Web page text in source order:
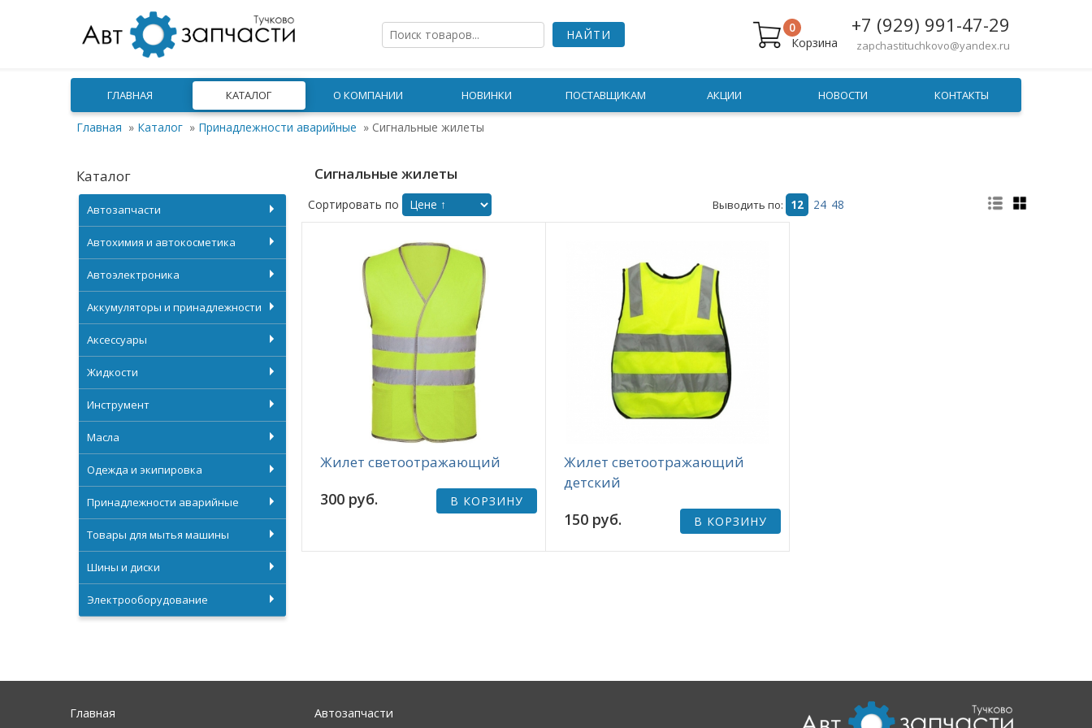
+7 (929) 991-47-29
zapchastituchkovo@yandex.ru
0
Корзина
ГЛАВНАЯ КАТАЛОГ О КОМПАНИИ НОВИНКИ ПОСТАВЩИКАМ АКЦИИ НОВОСТИ КОНТАКТЫ
Главная » Каталог » Принадлежности аварийные » Сигнальные жилеты
Каталог
Автозапчасти
Автохимия и автокосметика
Автоэлектроника
Аккумуляторы и принадлежности
Аксессуары
Жидкости
Инструмент
Масла
Одежда и экипировка
Принадлежности аварийные
Товары для мытья машины
Шины и диски
Электрооборудование
Сигнальные жилеты
Сортировать по Выводить по: 12 24 48
Жилет светоотражающий
300 руб. В КОРЗИНУ
Жилет светоотражающий
детский
150 руб. В КОРЗИНУ
Главная
Автозапчасти